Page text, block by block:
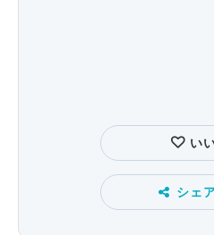
い
シェ